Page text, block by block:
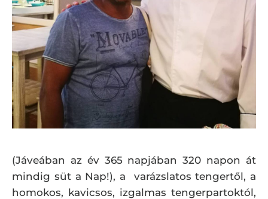
(Jáveában az év 365 napjában 320 napon át
mindig süt a Nap!), a varázslatos tengertől, a
homokos, kavicsos, izgalmas tengerpartoktól,